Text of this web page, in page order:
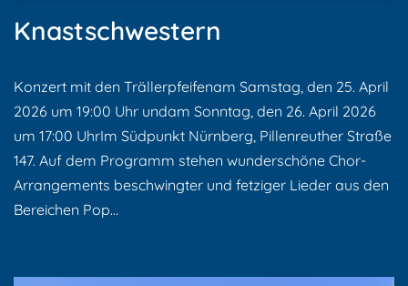
Knastschwestern
Konzert mit den Trällerpfeifenam Samstag, den 25. April
2026 um 19:00 Uhr undam Sonntag, den 26. April 2026
um 17:00 UhrIm Südpunkt Nürnberg, Pillenreuther Straße
147. Auf dem Programm stehen wunderschöne Chor-
Arrangements beschwingter und fetziger Lieder aus den
Bereichen Pop…